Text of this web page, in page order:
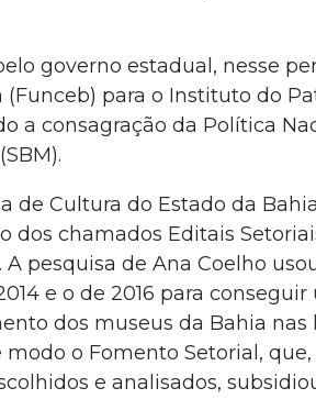
governo estadual, nesse
(Funceb) para o Instituto do
a consagração da Política
de Cultura do Estado da
chamados Editais
pesquisa de Ana Coelho
e o de 2016 para
dos museus da Bahia nas
o Fomento Setorial,
e analisados,